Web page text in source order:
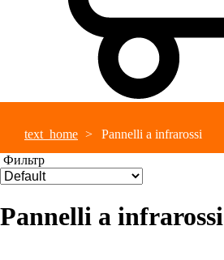
text_home
Pannelli a infrarossi
Фильтр
Pannelli a infrarossi